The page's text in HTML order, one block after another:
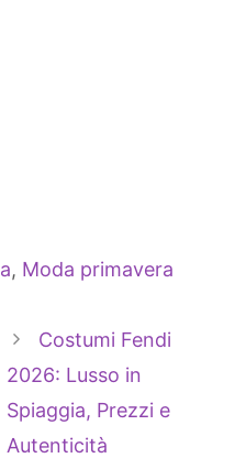
, Moda primavera
Costumi Fendi
2026: Lusso in
Spiaggia, Prezzi e
Autenticità